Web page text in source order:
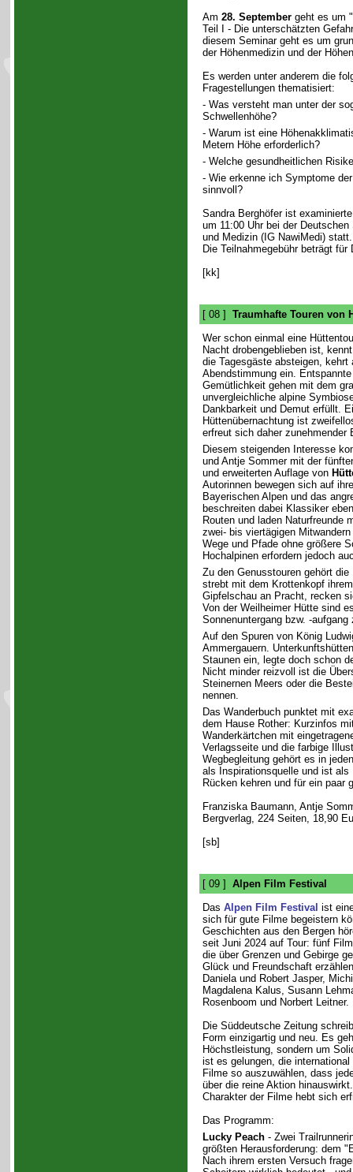
Am 28. Septembergeht es um
Teil I - Die unterschätzten
diesem Seminar geht es um
der Höhenmedizin und der
Es werden unter anderem die
Fragestellungen thematisiert:
- Was versteht man unter der
Schwellenhöhe?
- Warum ist eine
Metern Höhe erforderlich?
- Welche gesundheitlichen
- Wie erkenne ich Symptome
sinnvoll?
Sandra Berghöfer ist
um 11:00 Uhr bei der
und Medizin (IG NawiMedi)
Die Teilnahmegebühr beträgt für
[kk]
[ 08 ] Traumhafte Touren von
Wer schon einmal eine
Nacht drobengeblieben ist,
die Tagesgäste absteigen, kehrt
Abendstimmung ein.
Gemütlichkeit gehen mit dem
unvergleichliche alpine
Dankbarkeit und Demut erfüllt.
Hüttenübernachtung ist
erfreut sich daher zunehmender
Diesem steigenden Interesse
und Antje Sommer mit der
und erweiterten Auflage von
Autorinnen bewegen sich auf
Bayerischen Alpen und das
beschreiten dabei Klassiker
Routen und laden Naturfreunde
zwei- bis viertägigen
Wege und Pfade ohne größere
Hochalpinen erfordern jedoch
Zu den Genusstouren gehört
strebt mit dem Krottenkopf
Gipfelschau an Pracht, recken
Von der Weilheimer Hütte sind
Sonnenuntergang bzw. -
Auf den Spuren von König
Ammergauern.
Staunen ein, legte doch schon
Nicht minder reizvoll ist die
Steinernen Meers oder die
nennen.
Das Wanderbuch punktet mit
dem Hause Rother: Kurzinfos
Wanderkärtchen mit
Verlagsseite und die farbige
Wegbegleitung gehört es in
als Inspirationsquelle und ist
Rücken kehren und für ein paar
Franziska Baumann, Antje
Bergverlag, 224 Seiten, 18,90
[sb]
[ 09 ] Alpen Film Festival
Das Alpen Film Festival ist
sich für gute Filme begeistern
Geschichten aus den Bergen
seit Juni 2024 auf Tour: fünf
die über Grenzen und Gebirge
Glück und Freundschaft
Daniela und Robert Jasper,
Magdalena Kalus, Susann
Rosenboom und Norbert Leitner.
Die Süddeutsche Zeitung
Form einzigartig und neu. Es
Höchstleistung, sondern um
ist es gelungen, die
Filme so auszuwählen, dass
über die reine Aktion
Charakter der Filme hebt sich
Das Programm:
Lucky Peach- Zwei
größten Herausforderung: dem
Nach ihrem ersten Versuch